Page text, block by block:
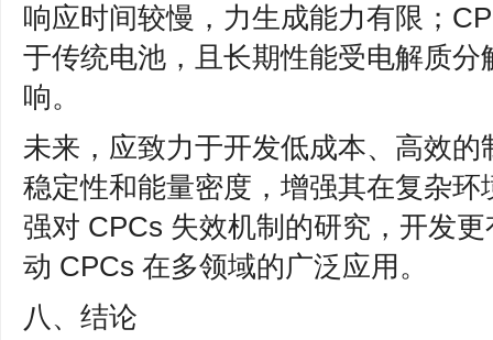
响应时间较慢，力生成能力有限；
于传统电池，且长期性能受电解质
响。
未来，应致力于开发低成本、高效
稳定性和能量密度，增强其在复杂
强对 CPCs 失效机制的研究，开发
动 CPCs 在多领域的广泛应用。
八、结论